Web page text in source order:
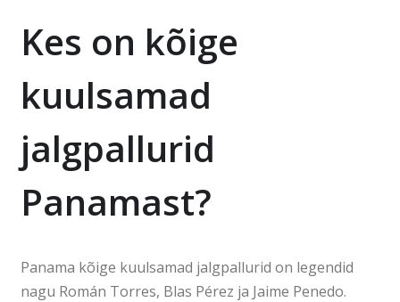
Kes on kõige
kuulsamad
jalgpallurid
Panamast?
Panama kõige kuulsamad jalgpallurid on legendid
nagu Román Torres, Blas Pérez ja Jaime Penedo.